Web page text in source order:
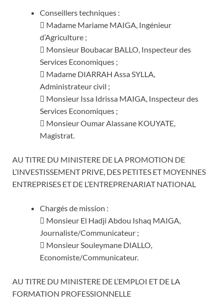
Conseillers techniques :
 Madame Mariame MAIGA, Ingénieur
d’Agriculture ;
 Monsieur Boubacar BALLO, Inspecteur des
Services Economiques ;
 Madame DIARRAH Assa SYLLA,
Administrateur civil ;
 Monsieur Issa Idrissa MAIGA, Inspecteur des
Services Economiques ;
 Monsieur Oumar Alassane KOUYATE,
Magistrat.
AU TITRE DU MINISTERE DE LA PROMOTION DE
L’INVESTISSEMENT PRIVE, DES PETITES ET MOYENNES
ENTREPRISES ET DE L’ENTREPRENARIAT NATIONAL
Chargés de mission :
 Monsieur El Hadji Abdou Ishaq MAIGA,
Journaliste/Communicateur ;
 Monsieur Souleymane DIALLO,
Economiste/Communicateur.
AU TITRE DU MINISTERE DE L’EMPLOI ET DE LA
FORMATION PROFESSIONNELLE